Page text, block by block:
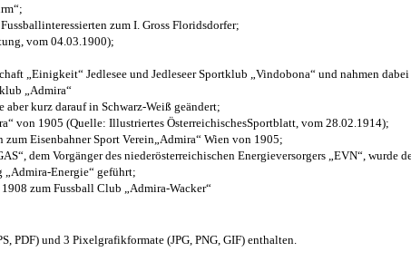
zum I. Gross Floridsdorfer;
vom 04.03.1900);
„Einigkeit“ Jedlesee und Jedleseer Sportklub „Vindobona“ und nahmen
„Admira“
kurz darauf in Schwarz-Weiß geändert;
von 1905 (Quelle: Illustriertes ÖsterreichischesSportblatt, vom 28.02.1914);
Eisenbahner Sport Verein„Admira“ Wien von 1905;
dem Vorgänger des niederösterreichischen Energieversorgers „EVN“, wurde
„Admira-Energie“ geführt;
zum Fussball Club „Admira-Wacker“
PDF) und 3 Pixelgrafikformate (JPG, PNG, GIF) enthalten.